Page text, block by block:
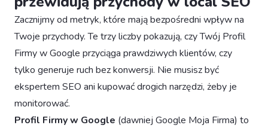
Zacznijmy od metryk, które mają bezpośredni wpływ na
Twoje przychody. Te trzy liczby pokazują, czy Twój Profil
Firmy w Google przyciąga prawdziwych klientów, czy
tylko generuje ruch bez konwersji. Nie musisz być
ekspertem SEO ani kupować drogich narzędzi, żeby je
monitorować.
Profil Firmy w Google (dawniej Google Moja Firma) to